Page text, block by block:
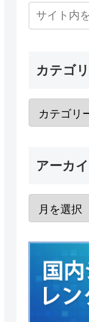
カテゴ
アーカ